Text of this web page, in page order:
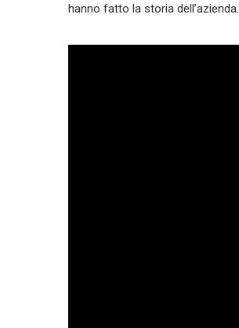
hanno fatto la storia dell’azienda.